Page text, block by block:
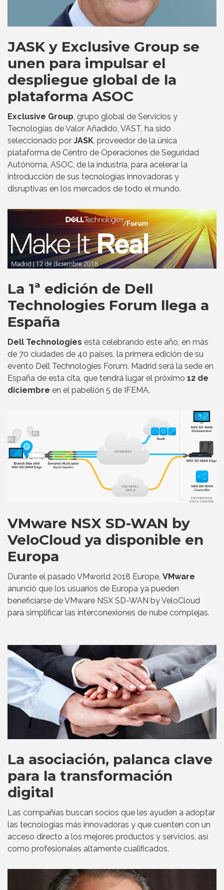
JASK y Exclusive Group se
unen para impulsar el
despliegue global de la
plataforma ASOC
Exclusive Group, grupo global de Servicios y
Tecnologías de Valor Añadido, VAST, ha sido
seleccionado por JASK, proveedor de la única
plataforma de Centro de Operaciones de Seguridad
Autónoma, ASOC, de la industria, para acelerar la
introducción de sus tecnologías innovadoras y
disruptivas en los mercados de todo el mundo.
La 1ª edición de Dell
Technologies Forum llega a
España
Dell Technologies está celebrando este año, en más
de 70 ciudades de 40 países, la primera edición de su
evento Dell Technologies Forum. Madrid será la sede en
España de esta cita, que tendrá lugar el próximo 12 de
diciembre en el pabellón 5 de IFEMA.
VMware NSX SD-WAN by
VeloCloud ya disponible en
Europa
Durante el pasado VMworld 2018 Europe, VMware
anunció que los usuarios de Europa ya pueden
beneficiarse de VMware NSX SD-WAN by VeloCloud
para simplificar las interconexiones de nube complejas.
La asociación, palanca clave
para la transformación
digital
Las compañías buscan socios que les ayuden a adoptar
las tecnologías más innovadoras y que cuenten con un
acceso directo a los mejores productos y servicios, así
como profesionales altamente cualificados.